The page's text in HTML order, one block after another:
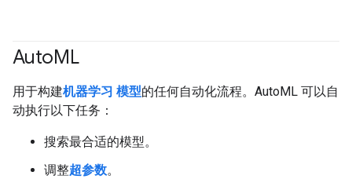
AutoML
用于构建机器学习 模型的任何自动化流程。AutoML 可以自
动执行以下任务：
搜索最合适的模型。
调整超参数。